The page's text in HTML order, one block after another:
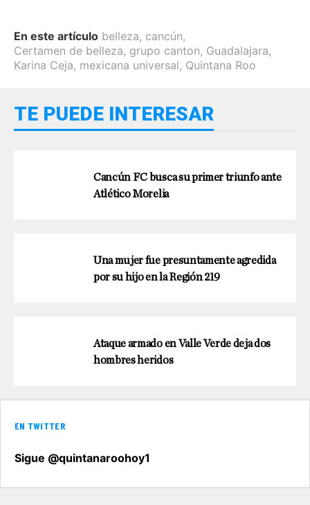
En este artículo belleza, cancún,
Certamen de belleza, grupo canton, Guadalajara,
Karina Ceja, mexicana universal, Quintana Roo
TE PUEDE INTERESAR
Cancún FC busca su primer triunfo ante
Atlético Morelia
Una mujer fue presuntamente agredida
por su hijo en la Región 219
Ataque armado en Valle Verde deja dos
hombres heridos
EN TWITTER
Sigue @quintanaroohoy1